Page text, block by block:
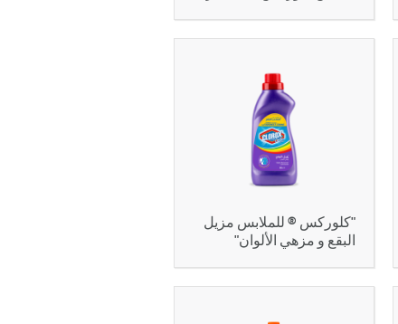
"كلوركس ® للملابس مزيل
البقع و مزهي الألوان"